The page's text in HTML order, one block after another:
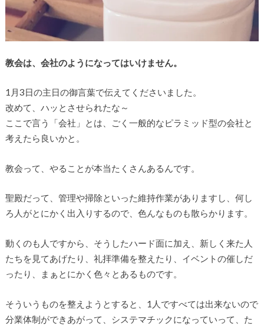
教会は、会社のようになってはいけません。
1月3日の主日の御言葉で伝えてくださいました。
改めて、ハッとさせられたな～
ここで言う「会社」とは、ごく一般的なピラミッド型の会社と
考えたら良いかと。
教会って、やることが本当たくさんあるんです。
聖殿だって、管理や掃除といった維持作業がありますし、何し
ろ人がとにかく出入りするので、色んなものも散らかります。
動くのも人ですから、そうしたハード面に加え、新しく来た人
たちを見てあげたり、礼拝準備を整えたり、イベントの催しだ
ったり、まぁとにかく色々とあるものです。
そういうものを整えようとすると、1人ですべては出来ないので
分業体制ができあがって、システマチックになっていって、た